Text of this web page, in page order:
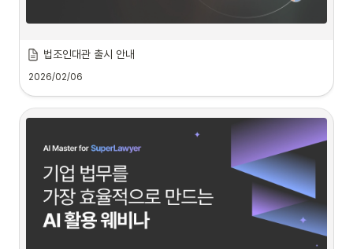
로앤컴퍼니 변호사 통합 멤버십
지금 로이어스원 계정으로 전환하고, 대한민국 법조인 정보를 한눈에 확인하는
법조인 대관이란?
약 3만 명 이상의 판사, 검사, 변호사 및 법조계 주요 인사의 학력, 경력, 판결
이력 등을 확인할 수 있는 국내 최고 권위의 법조인 DB 서비스입니다.
법조인대관 출시 안내
2026/02/06